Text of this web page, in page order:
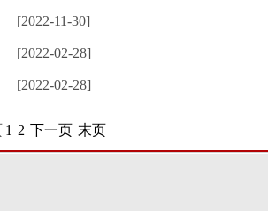
[2022-11-30]
[2022-02-28]
[2022-02-28]
1 2 下一页 末页